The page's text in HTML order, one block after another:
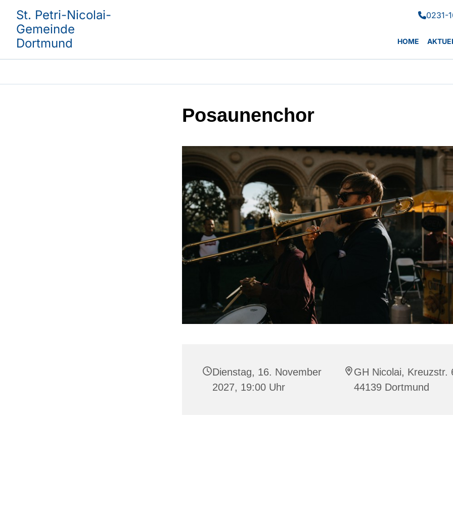
St. Petri-Nicolai-
Gemeinde
Dortmund
0231-
HOME
Posaunenchor
Dienstag, 16. November
2027, 19:00 Uhr
GH Nicolai, Kreuzstr.
44139 Dortmund